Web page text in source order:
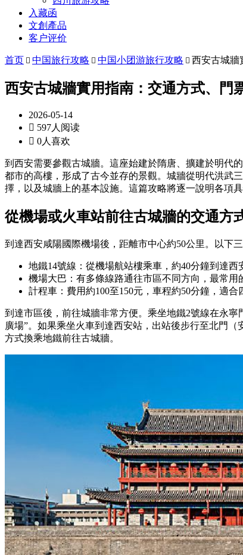
入藏函
文創產品
客户评价
首页  中国旅行攻略  中国小团游旅行攻略  西安古城牆
西安古城牆實用指南：交通方式、門
2026-05-14
 597人阅读
 0人喜欢
到西安需要參觀古城牆。這座始建於隋唐、擴建於明代
都市的高樓，形成了古今並存的景觀。城牆從明代洪武
擇，以及城牆上的基本設施。這篇攻略將逐一說明各項具
從機場或火車站前往古城牆的交通方
到達西安咸陽國際機場後，距離市中心約50公里。以下
地鐵14號線：從機場航站樓乘車，約40分鐘到達
機場大巴：有多條線路通往市區不同方向，最常用
計程車：費用約100至150元，車程約50分鐘，適合
到達市區後，前往城牆非常方便。乘坐地鐵2號線在永
廣場”。如果乘坐火車到達西安站，出站後步行至北門
方式換乘地鐵前往古城牆。